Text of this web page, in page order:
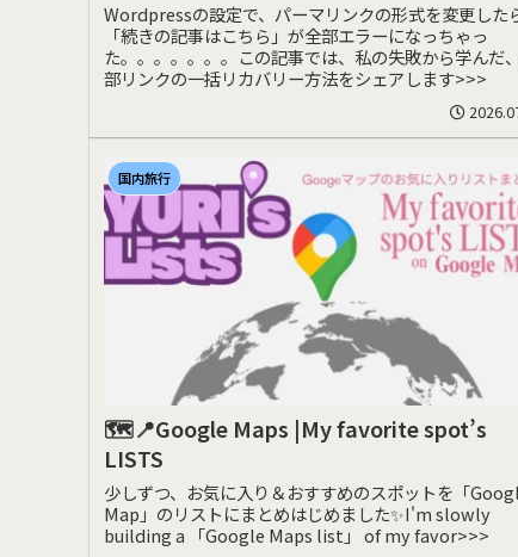
Wordpressの設定で、パーマリンクの形式を変更した
「続きの記事はこちら」が全部エラーになっちゃっ
た。。。。。。。この記事では、私の失敗から学んだ
部リンクの一括リカバリー方法をシェアします>>>
国内旅行
🗺️📍Google Maps |My favorite spot’s
LISTS
少しずつ、お気に入り＆おすすめのスポットを「
Map」のリストにまとめはじめました✨I'm slowly
building a 「Google Maps list」 of my favor>>>